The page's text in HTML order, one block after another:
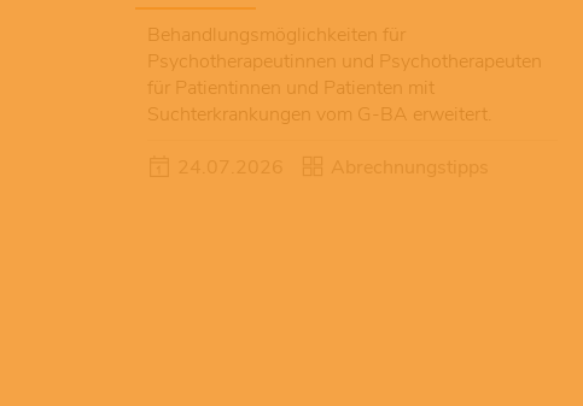
Behandlungsmöglichkeiten für
Psychotherapeutinnen und Psychotherapeuten
für Patientinnen und Patienten mit
Suchterkrankungen vom G-BA erweitert.